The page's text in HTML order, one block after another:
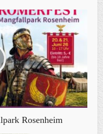
Rosenheim